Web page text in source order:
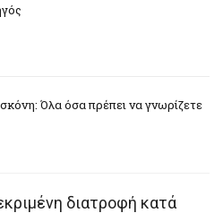
Όλα όσα πρέπει να γνωρίζετε
διατροφή κατά